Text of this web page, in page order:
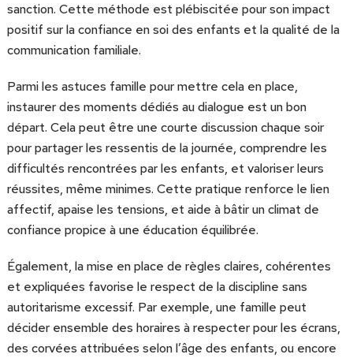
sanction. Cette méthode est plébiscitée pour son impact
positif sur la confiance en soi des enfants et la qualité de la
communication familiale.
Parmi les astuces famille pour mettre cela en place,
instaurer des moments dédiés au dialogue est un bon
départ. Cela peut être une courte discussion chaque soir
pour partager les ressentis de la journée, comprendre les
difficultés rencontrées par les enfants, et valoriser leurs
réussites, même minimes. Cette pratique renforce le lien
affectif, apaise les tensions, et aide à bâtir un climat de
confiance propice à une éducation équilibrée.
Également, la mise en place de règles claires, cohérentes
et expliquées favorise le respect de la discipline sans
autoritarisme excessif. Par exemple, une famille peut
décider ensemble des horaires à respecter pour les écrans,
des corvées attribuées selon l’âge des enfants, ou encore